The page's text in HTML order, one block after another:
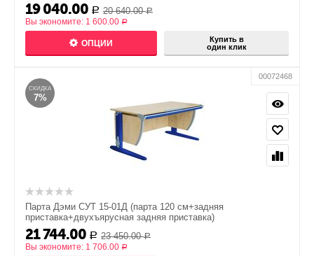
19 040.00 Р 20 640.00 Р
Вы экономите: 1 600.00 Р
ОПЦИИ
Купить в
один клик
СКИДКА
7%
00072468
Парта Дэми СУТ 15-01Д (парта 120 см+задняя
приставка+двухъярусная задняя приставка)
21 744.00 Р 23 450.00 Р
Вы экономите: 1 706.00 Р